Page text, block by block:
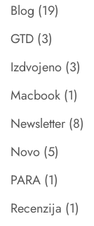
Blog (19)
GTD (3)
Izdvojeno (3)
Macbook (1)
Newsletter (8)
Novo (5)
PARA (1)
Recenzija (1)